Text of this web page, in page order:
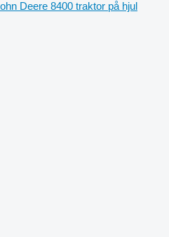
Deere 8400 traktor på hjul